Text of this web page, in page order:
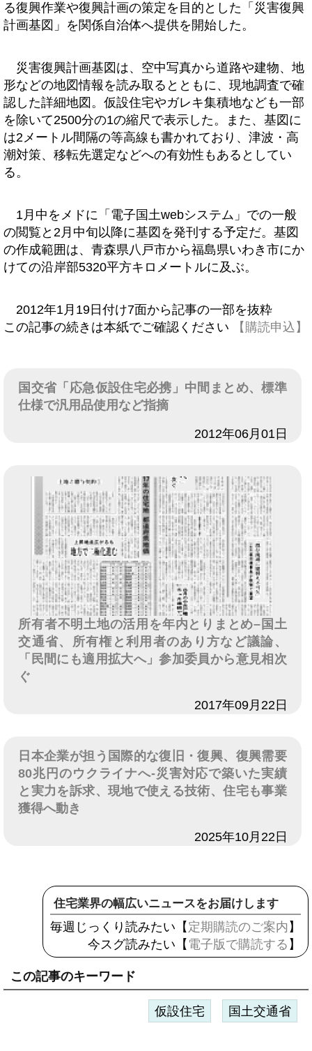
る復興作業や復興計画の策定を目的とした「災害復興
計画基図」を関係自治体へ提供を開始した。
災害復興計画基図は、空中写真から道路や建物、地
形などの地図情報を読み取るとともに、現地調査で確
認した詳細地図。仮設住宅やガレキ集積地なども一部
を除いて2500分の1の縮尺で表示した。また、基図に
は2メートル間隔の等高線も書かれており、津波・高
潮対策、移転先選定などへの有効性もあるとしてい
る。
1月中をメドに「電子国土webシステム」での一般
の閲覧と2月中旬以降に基図を発刊する予定だ。基図
の作成範囲は、青森県八戸市から福島県いわき市にか
けての沿岸部5320平方キロメートルに及ぶ。
2012年1月19日付け7面から記事の一部を抜粋
この記事の続きは本紙でご確認ください
【購読申込】
国交省「応急仮設住宅必携」中間まとめ、標準
仕様で汎用品使用など指摘
2012年06月01日
所有者不明土地の活用を年内とりまとめ–国土
交通省、所有権と利用者のあり方など議論、
「民間にも適用拡大へ」参加委員から意見相次
ぐ
2017年09月22日
日本企業が担う国際的な復旧・復興、復興需要
80兆円のウクライナへ-災害対応で築いた実績
と実力を訴求、現地で使える技術、住宅も事業
獲得へ動き
2025年10月22日
住宅業界の幅広いニュースをお届けします
毎週じっくり読みたい【 定期購読のご案内 】
今スグ読みたい【 電子版で購読する 】
この記事のキーワード
仮設住宅 国土交通省